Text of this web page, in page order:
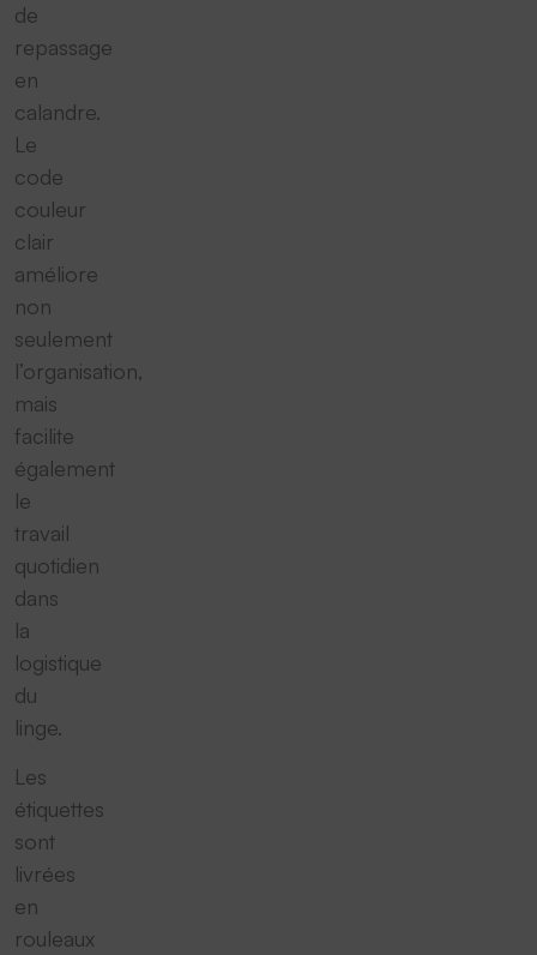
de
repassage
en
calandre.
Le
code
couleur
clair
améliore
non
seulement
l’organisation,
mais
facilite
également
le
travail
quotidien
dans
la
logistique
du
linge.
Les
étiquettes
sont
livrées
en
rouleaux